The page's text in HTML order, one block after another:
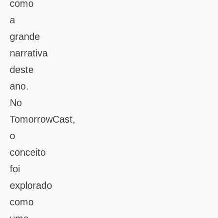
como
a
grande
narrativa
deste
ano.
No
TomorrowCast,
o
conceito
foi
explorado
como